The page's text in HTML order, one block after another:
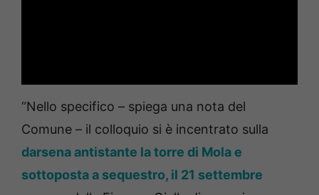
“Nello specifico – spiega una nota del
Comune – il colloquio si è incentrato sulla
darsena antistante la torre di Mola e
sottoposta a sequestro, il 21 settembre